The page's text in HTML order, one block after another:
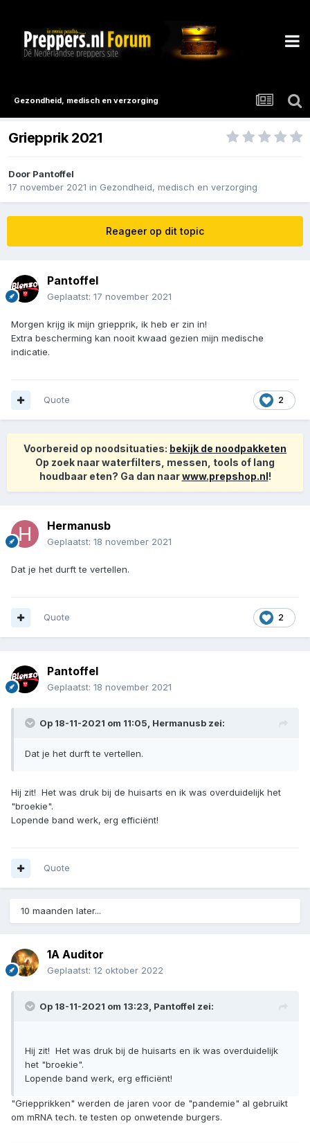
Gezondheid, medisch en verzorging
Griepprik 2021
Door Pantoffel
17 november 2021 in Gezondheid, medisch en verzorging
Reageer op dit topic
Pantoffel
Geplaatst: 17 november 2021
Morgen krijg ik mijn griepprik, ik heb er zin in!
Extra bescherming kan nooit kwaad gezien mijn medische
indicatie.
2
Quote
Voorbereid op noodsituaties: bekijk de noodpakketen
Op zoek naar waterfilters, messen, tools of lang
houdbaar eten? Ga dan naarwww.prepshop.nl!
Hermanusb
Geplaatst: 18 november 2021
Dat je het durft te vertellen.
2
Quote
Pantoffel
Geplaatst: 18 november 2021
Op 18-11-2021 om 11:05, Hermanusb zei:
Dat je het durft te vertellen.
Hij zit! Het was druk bij de huisarts en ik was overduidelijk het
"broekie".
Lopende band werk, erg efficiënt!
Quote
10 maanden later...
1A Auditor
Geplaatst: 12 oktober 2022
Op 18-11-2021 om 13:23, Pantoffel zei:
Hij zit! Het was druk bij de huisarts en ik was overduidelijk
het "broekie".
Lopende band werk, erg efficiënt!
"Griepprikken" werden de jaren voor de "pandemie" al gebruikt
om mRNA tech. te testen op onwetende burgers.